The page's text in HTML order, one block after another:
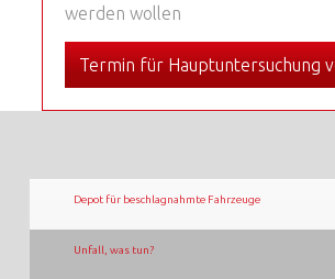
werden wollen
Termin für Hauptuntersuchung
Depot für beschlagnahmte Fahrzeuge
Unfall, was tun?